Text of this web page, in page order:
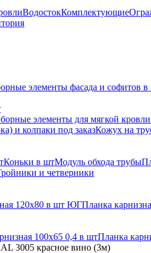
ВодостокКомплектующие
элементы фасада и софитов
элементы для мягкой
и колпаки под заказКожух на
Коньки в штМодуль обхода трубы
и четверники
120х80 в шт ЮГПланка
100х65 0,4 в штПланка
3005 красное вино (3м)